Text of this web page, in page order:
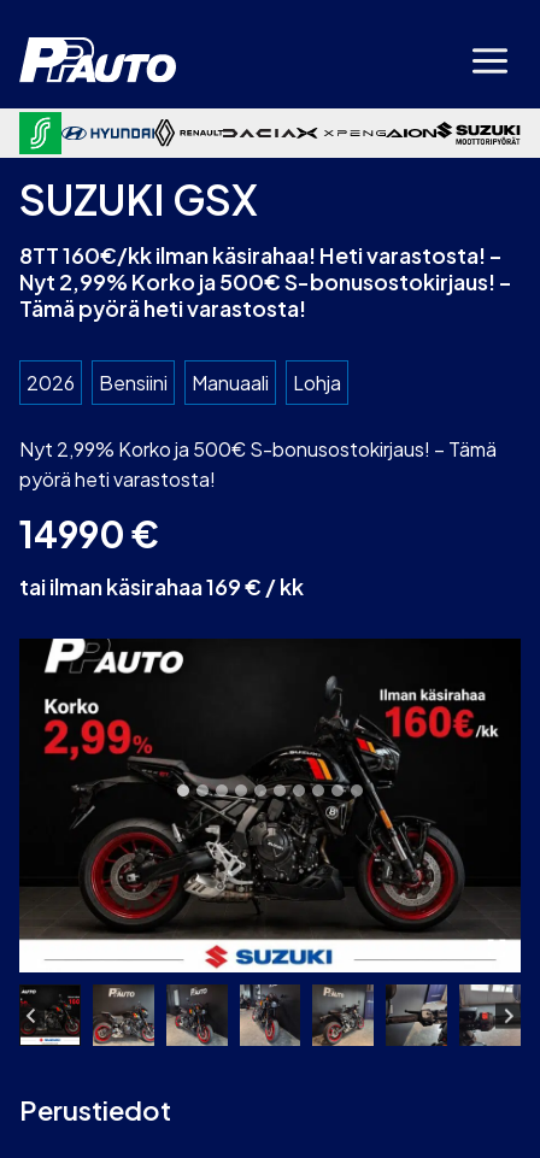
sisältöön
SUZUKI GSX
8TT 160€/kk ilman käsirahaa! Heti varastosta! –
Nyt 2,99% Korko ja 500€ S-bonusostokirjaus! –
Tämä pyörä heti varastosta!
2026 Bensiini Manuaali Lohja
Nyt 2,99% Korko ja 500€ S-bonusostokirjaus! – Tämä
pyörä heti varastosta!
14990€
tai ilman käsirahaa 169 € / kk
Perustiedot